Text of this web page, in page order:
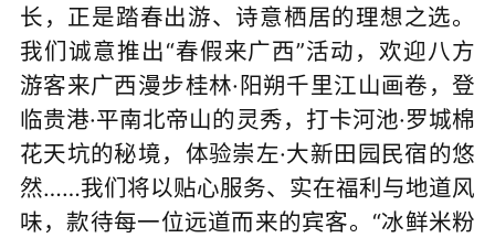
长，正是踏春出游、诗意栖居的理想之选。
我们诚意推出“春假来广西”活动，欢迎八方
游客来广西漫步桂林·阳朔千里江山画卷，登
临贵港·平南北帝山的灵秀，打卡河池·罗城棉
花天坑的秘境，体验崇左·大新田园民宿的悠
然……我们将以贴心服务、实在福利与地道风
味，款待每一位远道而来的宾客。“冰鲜米粉